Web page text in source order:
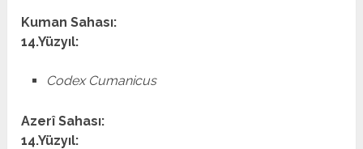
Kuman Sahası:
14.Yüzyıl:
Codex Cumanicus
Azerî Sahası:
14.Yüzyıl: